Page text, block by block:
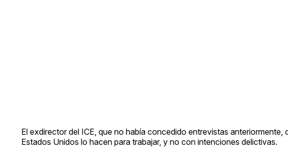
El exdirector del ICE, que no había concedido entrevistas
Estados Unidos lo hacen para trabajar, y no con intenciones delictivas.